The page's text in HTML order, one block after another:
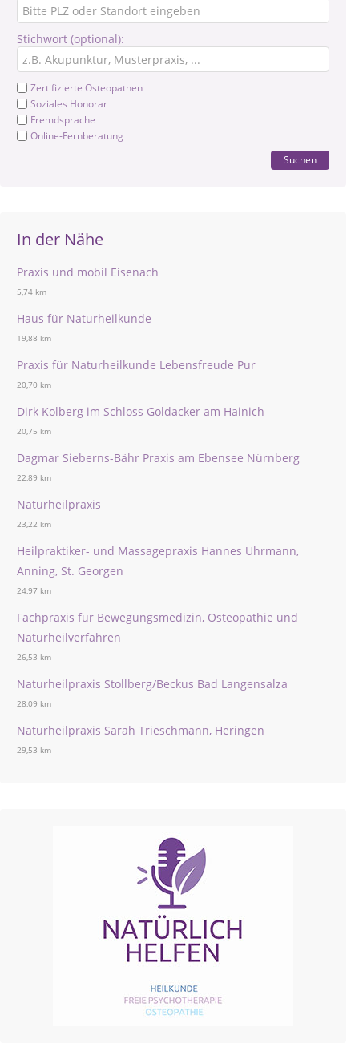
Stichwort (optional):
Zertifizierte Osteopathen
Soziales Honorar
Fremdsprache
Online-Fernberatung
Suchen
In der Nähe
Praxis und mobil Eisenach
5,74 km
Haus für Naturheilkunde
19,88 km
Praxis für Naturheilkunde Lebensfreude Pur
20,70 km
Dirk Kolberg im Schloss Goldacker am Hainich
20,75 km
Dagmar Sieberns-Bähr Praxis am Ebensee Nürnberg
22,89 km
Naturheilpraxis
23,22 km
Heilpraktiker- und Massagepraxis Hannes Uhrmann,
Anning, St. Georgen
24,97 km
Fachpraxis für Bewegungsmedizin, Osteopathie und
Naturheilverfahren
26,53 km
Naturheilpraxis Stollberg/Beckus Bad Langensalza
28,09 km
Naturheilpraxis Sarah Trieschmann, Heringen
29,53 km